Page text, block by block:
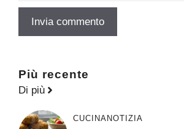
Più recente
Di più
CUCINANOTIZIA